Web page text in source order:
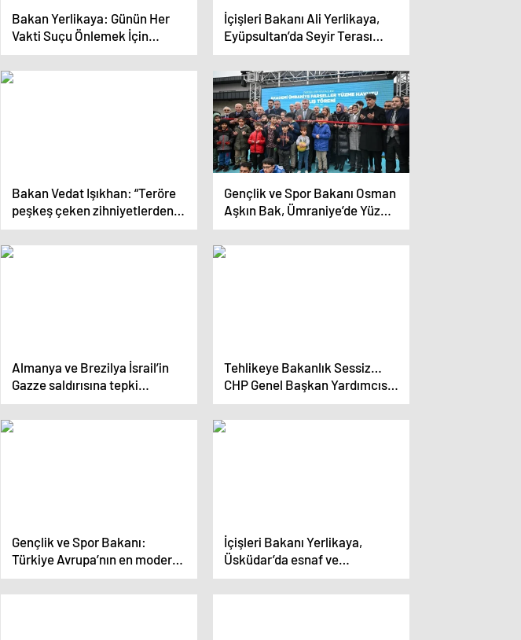
Bakan Yerlikaya: Günün Her
Vakti Suçu Önlemek İçin
Çalışıyoruz
İçişleri Bakanı Ali Yerlikaya,
Eyüpsultan’da Seyir Terası
Açılışına Katıldı
Bakan Vedat Işıkhan: “Teröre
peşkeş çeken zihniyetlerden
şehrimiz ve ülkemiz için büyük
projeler beklenemez”
Gençlik ve Spor Bakanı Osman
Aşkın Bak, Ümraniye’de Yüzme
Havuzu Açılışı Yaptı
Almanya ve Brezilya İsrail’in
Gazze saldırısına tepki
gösterdi
Tehlikeye Bakanlık Sessiz…
CHP Genel Başkan Yardımcısı
Ulaş Karasu: “Kim Bu 3.
Şahıslar”
Gençlik ve Spor Bakanı:
Türkiye Avrupa’nın en modern
spor tesislerine sahip
İçişleri Bakanı Yerlikaya,
Üsküdar’da esnaf ve
vatandaşlarla bir araya geldi